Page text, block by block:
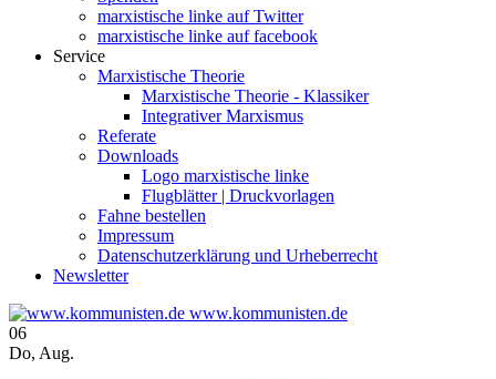
marxistische linke auf Twitter
marxistische linke auf facebook
Service
Marxistische Theorie
Marxistische Theorie - Klassiker
Integrativer Marxismus
Referate
Downloads
Logo marxistische linke
Flugblätter | Druckvorlagen
Fahne bestellen
Impressum
Datenschutzerklärung und Urheberrecht
Newsletter
www.kommunisten.de
06
Do, Aug.